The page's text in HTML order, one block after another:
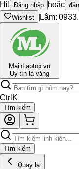
Hi! Đăng nhập hoặc
Wishlist
Lâm:
MainLaptop.vn
Uy tín là vàng
Ctrl K
Tìm kiếm
Tìm kiếm
Quay lại